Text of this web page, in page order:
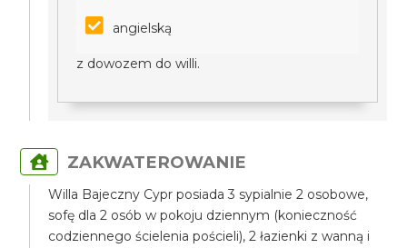
angielską
z dowozem do willi.
ZAKWATEROWANIE
Willa Bajeczny Cypr posiada 3 sypialnie 2 osobowe,
sofę dla 2 osób w pokoju dziennym (konieczność
codziennego ścielenia pościeli), 2 łazienki z wanną i